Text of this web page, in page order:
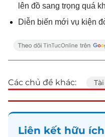
lên đồ sang trọng quá
Diễn biến mới vụ kiện
Các chủ đề khác:
Liên kết hữu ích